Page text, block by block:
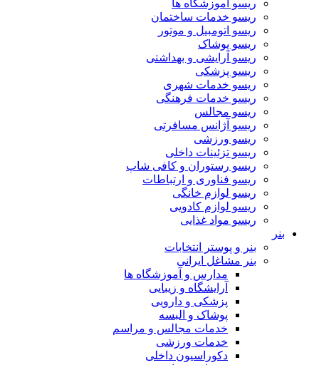
ریسو آموزشگاه ها
ریسو خدمات ساختمان
ریسو اتومبیل و موتور
ریسو پوشاک
ریسو آرایشی و بهداشتی
ریسو پزشکی
ریسو خدمات شهری
ریسو خدمات فرهنگی
ریسو مجالس
ریسو آژانس مسافرتی
ریسو ورزشی
ریسو تزئینات داخلی
ریسو رستوران و کافی شاپ
ریسو فناوری و ارتباطات
ریسو لوازم خانگی
ریسو لوازم کادویی
ریسو مواد غذایی
بنر
بنر و پوستر انتخابات
بنر مشاغل ایرانی
مدارس و آموزشگاه ها
آرایشگاه و زیبایی
پزشکی و دارویی
پوشاک و البسه
خدمات مجالس و مراسم
خدمات ورزشی
دکوراسیون داخلی